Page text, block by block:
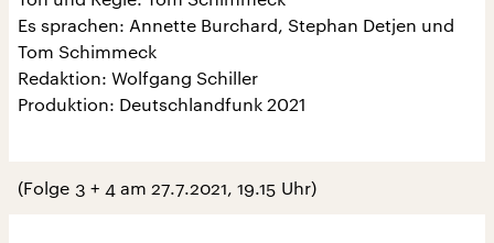
Es sprachen: Annette Burchard, Stephan Detjen und
Tom Schimmeck
Redaktion: Wolfgang Schiller
Produktion: Deutschlandfunk 2021
(Folge 3 + 4 am 27.7.2021, 19.15 Uhr)